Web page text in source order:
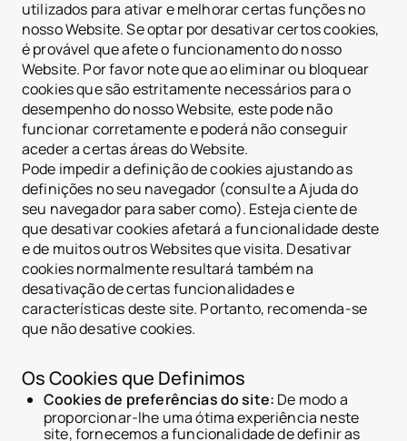
utilizados para ativar e melhorar certas funções no
nosso Website. Se optar por desativar certos cookies,
é provável que afete o funcionamento do nosso
Website. Por favor note que ao eliminar ou bloquear
cookies que são estritamente necessários para o
desempenho do nosso Website, este pode não
funcionar corretamente e poderá não conseguir
aceder a certas áreas do Website.
Pode impedir a definição de cookies ajustando as
definições no seu navegador (consulte a Ajuda do
seu navegador para saber como). Esteja ciente de
que desativar cookies afetará a funcionalidade deste
e de muitos outros Websites que visita. Desativar
cookies normalmente resultará também na
desativação de certas funcionalidades e
características deste site. Portanto, recomenda-se
que não desative cookies.
Os Cookies que Definimos
Cookies de preferências do site: De modo a
proporcionar-lhe uma ótima experiência neste
site, fornecemos a funcionalidade de definir as